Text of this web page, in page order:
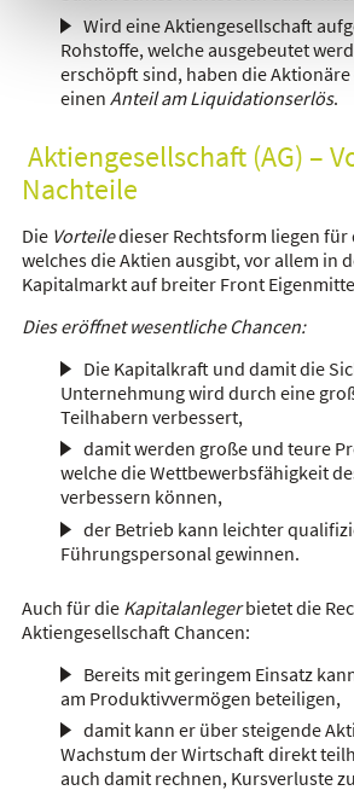
Wird eine Aktiengesellschaft
Rohstoffe, welche ausgebeutet
erschöpft sind, haben die
einen Anteil am Liquidationserlös.
Aktiengesellschaft (AG) –
Nachteile
Die Vorteiledieser Rechtsform liegen für
welches die Aktien ausgibt, vor allem in
Kapitalmarkt auf breiter Front
Dies eröffnet wesentliche Chancen:
Die Kapitalkraft und damit die
Unternehmung wird durch eine
Teilhabern verbessert,
damit werden große und teure
welche die Wettbewerbsfähigkeit
verbessern können,
der Betrieb kann leichter
Führungspersonal gewinnen.
Auch für die Kapitalanlegerbietet die
Aktiengesellschaft Chancen:
Bereits mit geringem Einsatz
am Produktivvermögen beteiligen,
damit kann er über steigende
Wachstum der Wirtschaft direkt
auch damit rechnen, Kursverluste